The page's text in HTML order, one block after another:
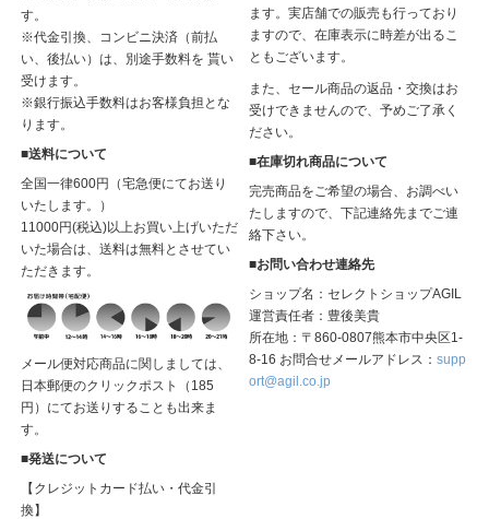
す。
※代金引換、コンビニ決済（前払
い、後払い）は、別途手数料を 貰い
受けます。
※銀行振込手数料はお客様負担とな
ります。
■送料について
全国一律600円（宅急便にてお送り
いたします。）
11000円(税込)以上お買い上げいただ
いた場合は、送料は無料とさせてい
ただきます。
メール便対応商品に関しましては、
日本郵便のクリックポスト（185
円）にてお送りすることも出来ま
す。
■発送について
【クレジットカード払い・代金引
換】
ます。実店舗での販売も行っており
ますので、在庫表示に時差が出るこ
ともございます。
また、セール商品の返品・交換はお
受けできませんので、予めご了承く
ださい。
■在庫切れ商品について
完売商品をご希望の場合、お調べい
たしますので、下記連絡先までご連
絡下さい。
■お問い合わせ連絡先
ショップ名：セレクトショップAGIL
運営責任者：豊後美貴
所在地：〒860-0807熊本市中央区1-
8-16 お問合せメールアドレス：supp
ort@agil.co.jp